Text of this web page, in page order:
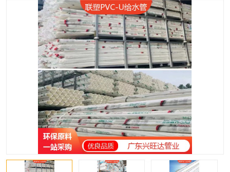
HDPE双壁波纹管 HDPE电力通讯管
UPVC电力通讯管 MPP电力通信管
联塑PVC管 联塑PPR管
联塑PE管 联塑家装红蓝线管